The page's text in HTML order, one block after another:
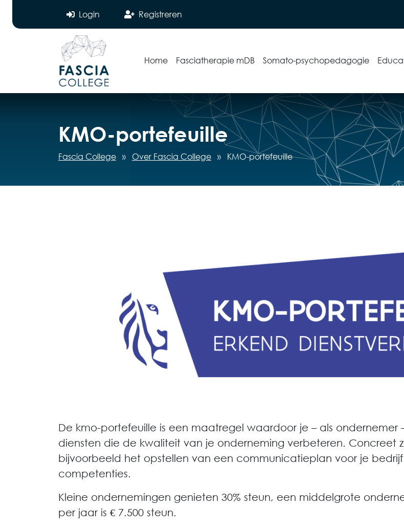
Login Registreren
Home Fasciatherapie mDB Somato-psychopedagogie
KMO-portefeuille
Fascia College » Over Fascia College » KMO-portefeuille
De kmo-portefeuille is een maatregel waardoor je – als
diensten die de kwaliteit van je onderneming verbeteren. Concreet
bijvoorbeeld het opstellen van een communicatieplan voor je
competenties.
Kleine ondernemingen genieten 30% steun, een middelgrote
per jaar is € 7.500 steun.